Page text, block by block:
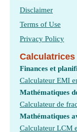
Disclaimer
Terms of Use
Privacy Policy
Calculatrices
Finances et
Calculateur EMI
Mathématiques
Calculateur de
Mathématiques
Calculateur LCM